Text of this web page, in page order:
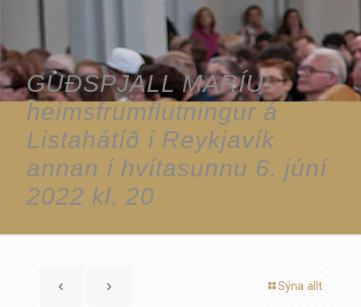
GUÐSPJALL MARÍU-
heimsfrumflutningur á
Listahátíð í Reykjavík
annan í hvítasunnu 6. júní
2022 kl. 20
Sýna allt